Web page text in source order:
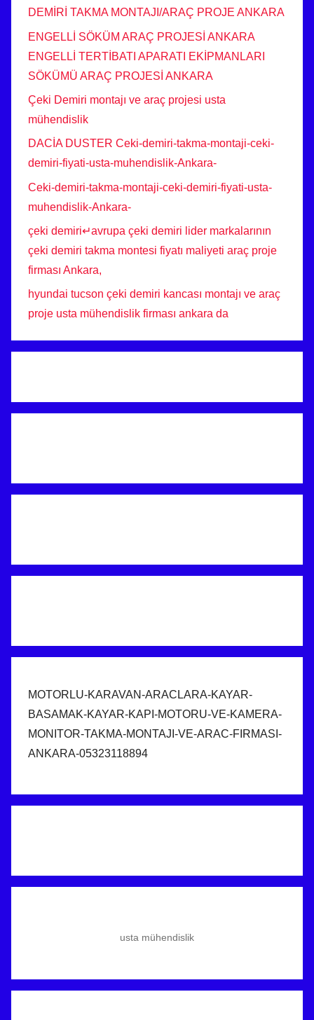
DEMİRİ TAKMA MONTAJI/ARAÇ PROJE ANKARA
ENGELLİ SÖKÜM ARAÇ PROJESİ ANKARA
ENGELLİ TERTİBATI APARATI EKİPMANLARI
SÖKÜMÜ ARAÇ PROJESİ ANKARA
Çeki Demiri montajı ve araç projesi usta
mühendislik
DACİA DUSTER Ceki-demiri-takma-montaji-ceki-
demiri-fiyati-usta-muhendislik-Ankara-
Ceki-demiri-takma-montaji-ceki-demiri-fiyati-usta-
muhendislik-Ankara-
çeki demiri↵avrupa çeki demiri lider markalarının
çeki demiri takma montesi fiyatı maliyeti araç proje
firması Ankara,
hyundai tucson çeki demiri kancası montajı ve araç
proje usta mühendislik firması ankara da
MOTORLU-KARAVAN-ARACLARA-KAYAR-
BASAMAK-KAYAR-KAPI-MOTORU-VE-KAMERA-
MONITOR-TAKMA-MONTAJI-VE-ARAC-FIRMASI-
ANKARA-05323118894
usta mühendislik